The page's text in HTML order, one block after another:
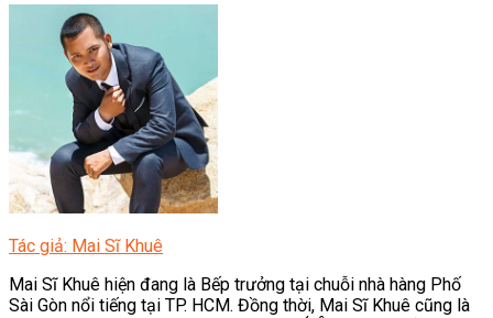
Tác giả: Mai Sĩ Khuê
Mai Sĩ Khuê hiện đang là Bếp trưởng tại chuỗi nhà hàng Phố
Sài Gòn nổi tiếng tại TP. HCM. Đồng thời, Mai Sĩ Khuê cũng là